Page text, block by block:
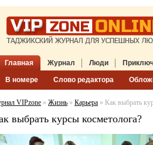
Главная Журнал
В номере Слово редактора
Люди
VIPzone » Жизнь » Карьера » Как выбрать
выбрать курсы косметолога?